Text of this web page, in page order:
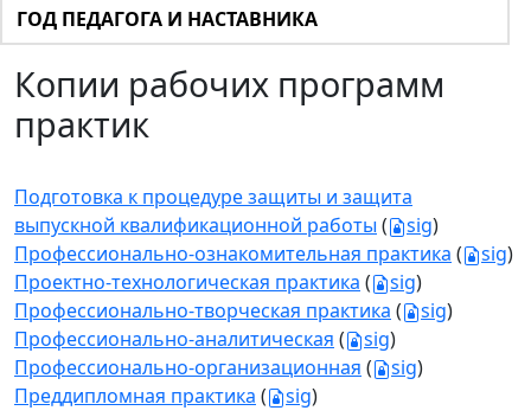
ГОД ПЕДАГОГА И НАСТАВНИКА
Копии рабочих программ
практик
Подготовка к процедуре защиты и защита
выпускной квалификационной работы ( sig)
Профессионально-ознакомительная практика ( sig)
Проектно-технологическая практика ( sig)
Профессионально-творческая практика ( sig)
Профессионально-аналитическая ( sig)
Профессионально-организационная ( sig)
Преддипломная практика ( sig)